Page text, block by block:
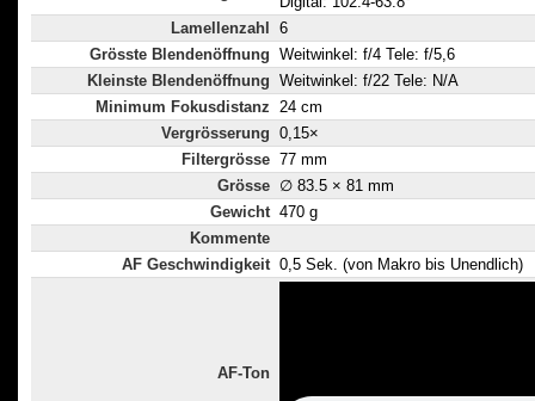
Lamellenzahl
6
Grösste Blendenöffnung Weitwinkel: f/4 Tele: f/5,6
Kleinste Blendenöffnung Weitwinkel: f/22 Tele: N/A
Minimum Fokusdistanz 24 cm
Vergrösserung 0,15×
Filtergrösse 77 mm
Grösse ∅ 83.5 × 81 mm
Gewicht 470 g
Kommente
AF Geschwindigkeit 0,5 Sek. (von Makro bis Unendlich)
AF-Ton